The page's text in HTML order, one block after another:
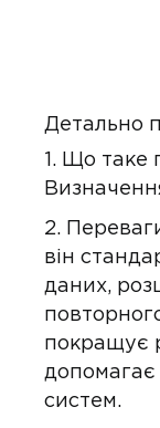
Детально
Що таке
він
даних,
покращує
систем.